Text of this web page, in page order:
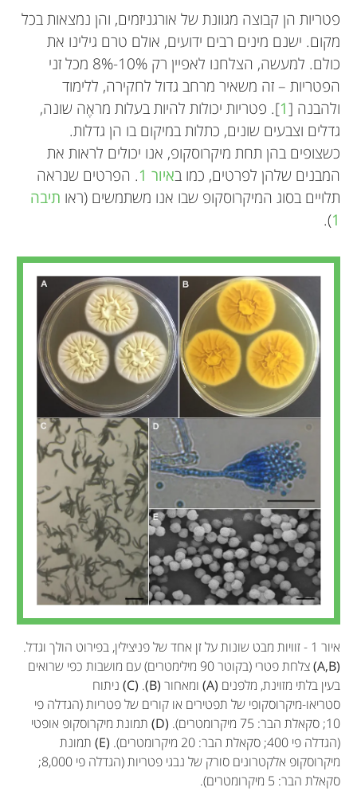
פטריות הן קבוצה מגוונת של אורגניזמים, והן נמצאות בכל
מקום. ישנם מינים רבים ידועים, אולם טרם גילינו את
כולם. למעשה, הצלחנו לאפיין רק 8%-10% מכל זני
הפטריות – זה משאיר מרחב גדול לחקירה, ללימוד
ולהבנה [1]. פטריות יכולות להיות בעלות מראֶה שונה,
גדלים וצבעים שונים, כתלות במיקום בו הן גדלות.
כשצופים בהן תחת מיקרוסקופ, אנו יכולים לראות את
המבנים שלהן לפרטים, כמו באיור 1
. הפרטים שנראה
תלויים בסוג המיקרוסקופ שבו אנו משתמשים (ראו תיבה
1
).
איור 1 - זוויות מבט שונות על זן אחד של פניצילין, בפירוט הולך וגדל.
(A,B)
צלחת פטרי (בקוטר 90 מילימטרים) עם מושבות כפי שרואים
בעין בלתי מזוינת, מלפנים (A) ומאחור (B)
.
(C)
ניתוח
סטריאו-מיקרוסקופי של תפטירים או קורים של פטריות (הגדלה פי
10; סקאלת הבר: 75 מיקרומטרים).
(D)
תמונת מיקרוסקופ אופטי
(הגדלה פי 400; סקאלת הבר: 20 מיקרומטרים).
(E)
תמונת
מיקרוסקופ אלקטרונים סורק של נבגי פטריות (הגדלה פי 8,000;
סקאלת הבר: 5 מיקרומטרים).